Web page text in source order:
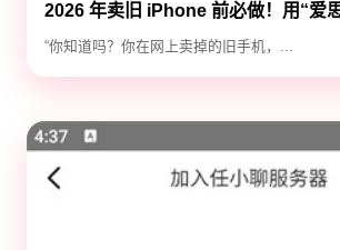
2026 年卖旧 iPhone 前必做！用“爱
除隐私，防止数据泄露
“你知道吗？你在网上卖掉的旧手机，...